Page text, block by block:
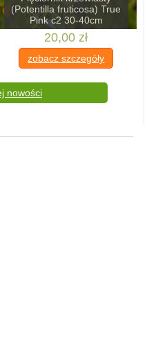
(Potentilla fruticosa) True
Pink c2 30-40cm
20,00 zł
zobacz szczegóły
nowości